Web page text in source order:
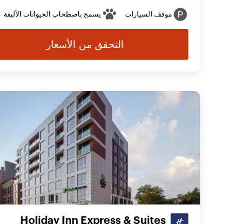
موقف السيارات يسمح باصطحاب الحيوانات الأليفة
التحقق من الأسعار
Holiday Inn Express & Suites